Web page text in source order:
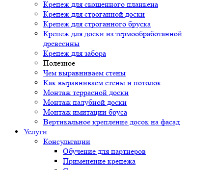
Крепеж для скошенного планкена
Крепеж для строганной доски
Крепеж для строганного бруска
Крепеж для доски из термообработанной
древесины
Крепеж для забора
Полезное
Чем выравниваем стены
Как выравниваем стены и потолок
Монтаж террасной доски
Монтаж палубной доски
Монтаж имитации бруса
Вертикальное крепление досок на фасад
Услуги
Консультации
Обучение для партнеров
Применение крепежа